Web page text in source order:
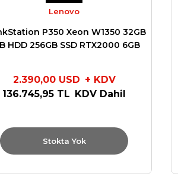
Lenovo
P350 Xeon W1350 32GB
HDD 256GB SSD RTX2000 6GB
2.390,00 USD + KDV
136.745,95 TL KDV Dahil
Stokta Yok